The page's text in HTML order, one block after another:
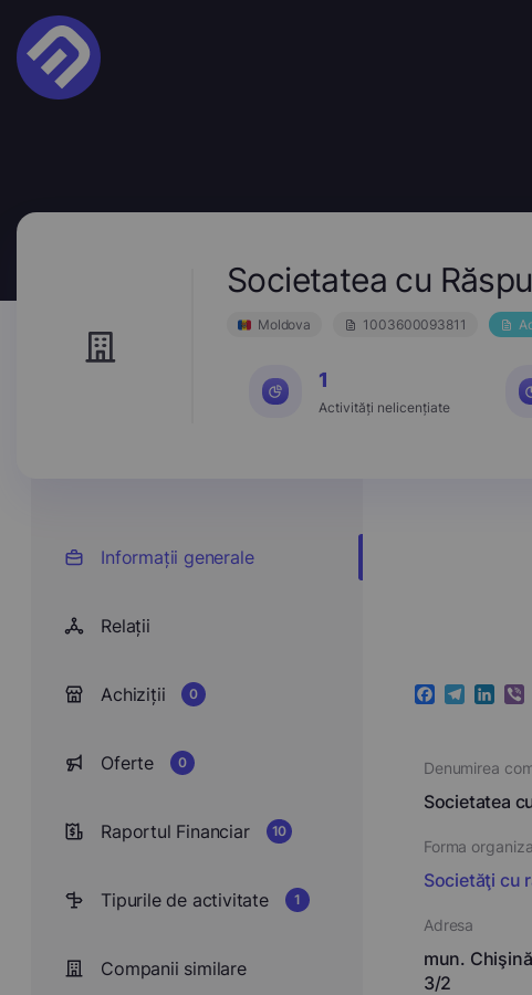
Societatea cu
Moldova 1003600093811
1
Activități nelicențiate
Informații generale
Relații
Achiziții 0
Oferte 0
Raportul Financiar 10
Tipurile de activitate 1
Companii similare
Facebook
Telegram
Denumirea
Societatea
Forma
Societăţi cu
Adresa
mun.
3/2